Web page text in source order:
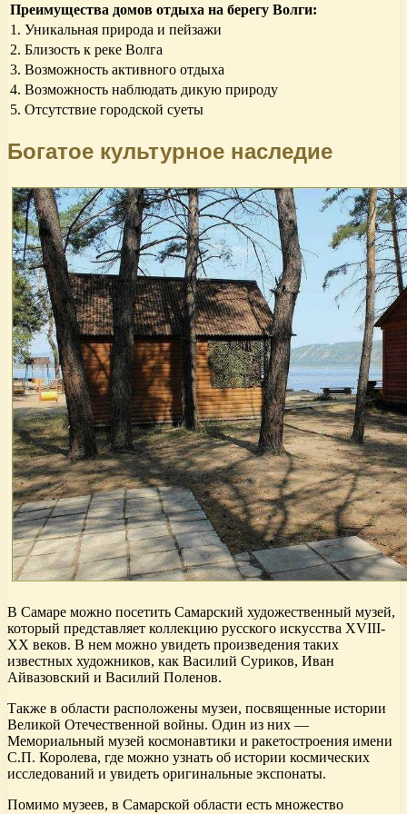
Преимущества домов отдыха на берегу Волги:
1. Уникальная природа и пейзажи
2. Близость к реке Волга
3. Возможность активного отдыха
4. Возможность наблюдать дикую природу
5. Отсутствие городской суеты
Богатое культурное наследие
В Самаре можно посетить Самарский художественный музей,
который представляет коллекцию русского искусства XVIII-
XX веков. В нем можно увидеть произведения таких
известных художников, как Василий Суриков, Иван
Айвазовский и Василий Поленов.
Также в области расположены музеи, посвященные истории
Великой Отечественной войны. Один из них —
Мемориальный музей космонавтики и ракетостроения имени
С.П. Королева, где можно узнать об истории космических
исследований и увидеть оригинальные экспонаты.
Помимо музеев, в Самарской области есть множество